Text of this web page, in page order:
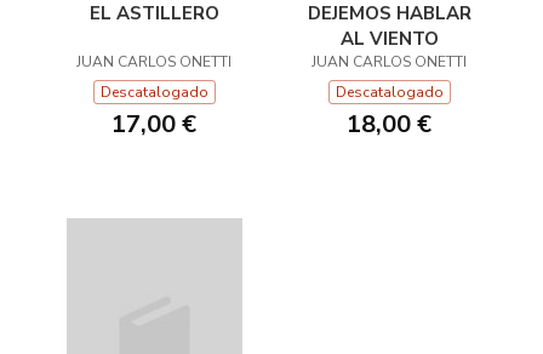
EL ASTILLERO
JUAN CARLOS ONETTI
Descatalogado
17,00 €
DEJEMOS HABLAR
AL VIENTO
JUAN CARLOS ONETTI
Descatalogado
18,00 €